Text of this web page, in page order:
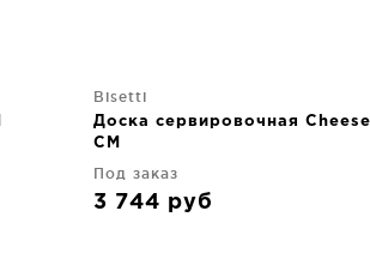
Bisetti
Доска сервировочная
CM
Под заказ
3 744 руб